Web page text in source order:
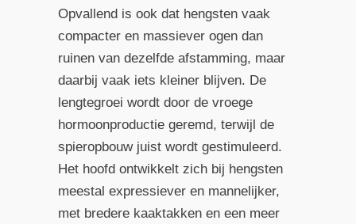
Opvallend is ook dat hengsten vaak
compacter en massiever ogen dan
ruinen van dezelfde afstamming, maar
daarbij vaak iets kleiner blijven. De
lengtegroei wordt door de vroege
hormoonproductie geremd, terwijl de
spieropbouw juist wordt gestimuleerd.
Het hoofd ontwikkelt zich bij hengsten
meestal expressiever en mannelijker,
met bredere kaaktakken en een meer